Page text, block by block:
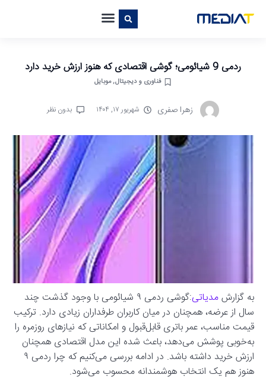
ردمی 9 شیائومی؛ گوشی اقتصادی که هنوز ارزش خرید دارد
فناوری و دیجیتال,موبایل
زهرا صفری شهریور ۱۷, ۱۴۰۴ بدون نظر
به گزارشمدیاتی
:گوشی ردمی ۹ شیائومی با وجود گذشت چند
سال از عرضه، همچنان در میان کاربران طرفداران زیادی دارد. ترکیب
قیمت مناسب، عمر باتری قابل‌قبول و امکاناتی که نیازهای روزمره را
به‌خوبی پوشش می‌دهد، باعث شده این مدل اقتصادی همچنان
ارزش خرید داشته باشد. در ادامه بررسی می‌کنیم که چرا ردمی ۹
هنوز هم یک انتخاب هوشمندانه محسوب می‌شود.